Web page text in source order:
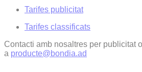
Tarifes publicitat
Tarifes classificats
Contacti amb nosaltres per publicitat
a producte@bondia.ad